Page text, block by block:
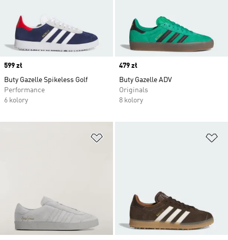
Price
599 zł
Buty Gazelle Spikeless Golf
Performance
6 kolory
Price
479 zł
Buty Gazelle ADV
Originals
8 kolory